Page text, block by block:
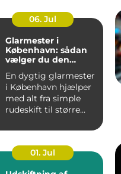
06. Jul
Glarmester i
København: sådan
vælger du den
En dygtig glarmester
i København hjælper
med alt fra simple
rudeskift til større...
01. Jul